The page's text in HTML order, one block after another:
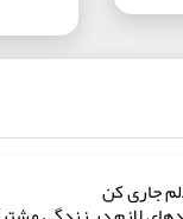
جاری کن